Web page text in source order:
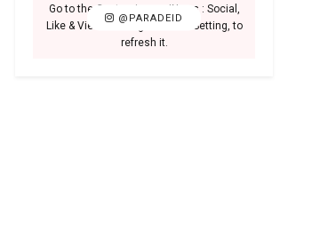
@PARADEID
Go to the Customizer > JNews : Social,
Like & View > Instagram Feed Setting, to
refresh it.